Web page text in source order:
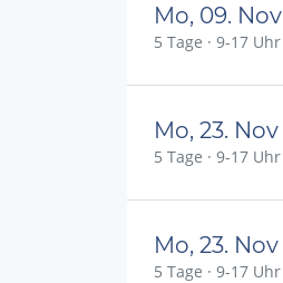
Mo, 09. Nov
5 Tage · 9-17 Uhr
Mo, 23. Nov
5 Tage · 9-17 Uhr
Mo, 23. Nov
5 Tage · 9-17 Uhr